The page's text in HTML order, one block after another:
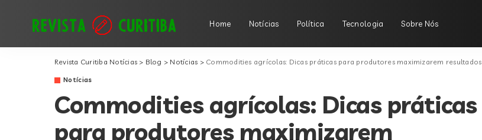
Home Notícias Política Tecnologia Sobre Nós
Revista Curitiba Notícias > Blog > Notícias > Commodities agrícolas: Dicas práticas para produtores maximizarem resultados
Notícias
Commodities agrícolas: Dicas práticas
para produtores maximizarem